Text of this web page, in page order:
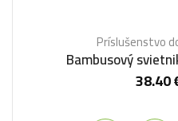
Príslušenstvo
Bambusový
38.40